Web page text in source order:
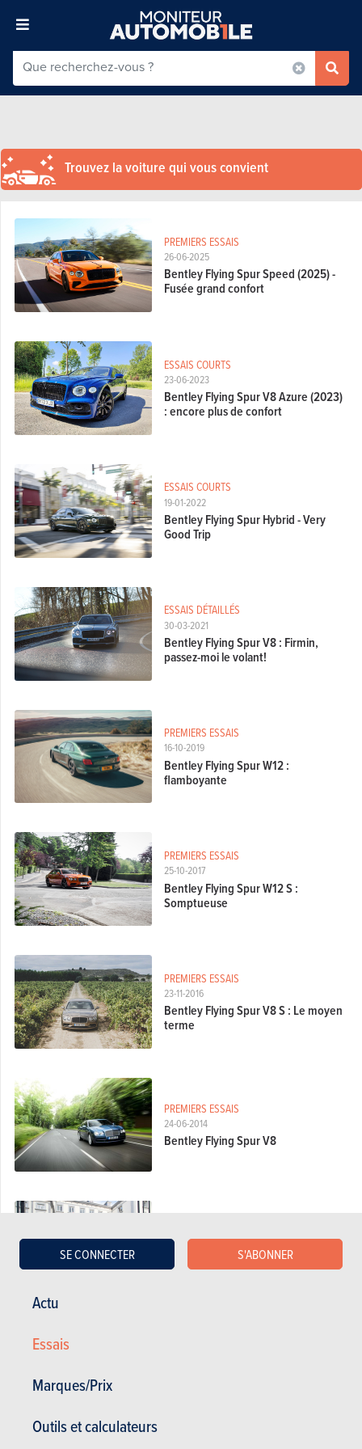
Actu
Essais
Marques/Prix
Outils et calculateurs
SE CONNECTER S'ABONNER
Trouvez la voiture qui vous convient
26-06-2025
PREMIERS ESSAIS
Bentley Flying Spur Speed (2025) -
Fusée grand confort
23-06-2023
ESSAIS COURTS
Bentley Flying Spur V8 Azure (2023)
: encore plus de confort
19-01-2022
ESSAIS COURTS
Bentley Flying Spur Hybrid - Very
Good Trip
30-03-2021
ESSAIS DÉTAILLÉS
Bentley Flying Spur V8 : Firmin,
passez-moi le volant!
16-10-2019
PREMIERS ESSAIS
Bentley Flying Spur W12 :
flamboyante
25-10-2017
PREMIERS ESSAIS
Bentley Flying Spur W12 S :
Somptueuse
23-11-2016
PREMIERS ESSAIS
Bentley Flying Spur V8 S : Le moyen
terme
24-06-2014
PREMIERS ESSAIS
Bentley Flying Spur V8
Bentley Flying Spur W12 vs
Mercedes S 500 L : Charme